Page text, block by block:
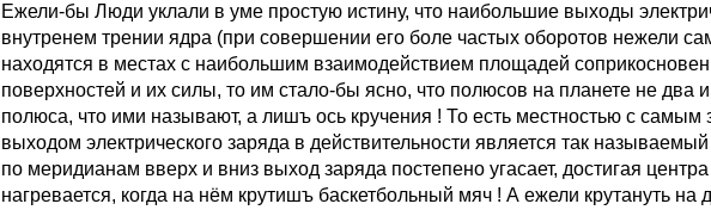
Ежели-бы Люди уклали в уме простую истину, что наибольшие выходы
внутренем трении ядра (при совершении его боле частых оборотов нежели
находятся в местах с наибольшим взаимодействием площадей
поверхностей и их силы, то им стало-бы ясно, что полюсов на планете не два
полюса, что ими называют, а лишъ ось кручения ! То есть местностью с самым
выходом электрического заряда в действительности является так
по меридианам вверх и вниз выход заряда постепено угасает, достигая
нагревается, когда на нём крутишъ баскетбольный мяч ! А ежели крутануть на